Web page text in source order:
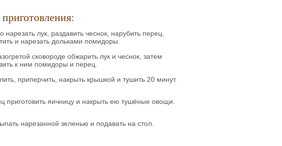
нарезать лук, раздавить чеснок, нарубить перец.
и нарезать дольками помидоры.
сковороде обжарить лук и чеснок, затем
к ним помидоры и перец.
приперчить, накрыть крышкой и тушить 20 минут.
приготовить яичницу и накрыть ею тушёные овощи.
нарезанной зеленью и подавать на стол.